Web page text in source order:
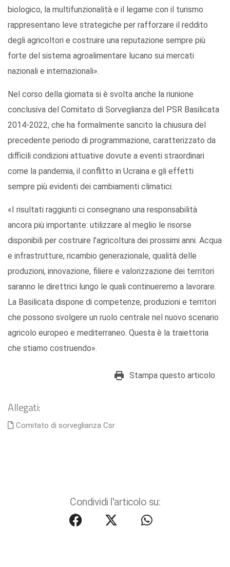
biologico, la multifunzionalità e il legame con il turismo
rappresentano leve strategiche per rafforzare il reddito
degli agricoltori e costruire una reputazione sempre più
forte del sistema agroalimentare lucano sui mercati
nazionali e internazionali».
Nel corso della giornata si è svolta anche la riunione
conclusiva del Comitato di Sorveglianza del PSR Basilicata
2014-2022, che ha formalmente sancito la chiusura del
precedente periodo di programmazione, caratterizzato da
difficili condizioni attuative dovute a eventi straordinari
come la pandemia, il conflitto in Ucraina e gli effetti
sempre più evidenti dei cambiamenti climatici.
«I risultati raggiunti ci consegnano una responsabilità
ancora più importante: utilizzare al meglio le risorse
disponibili per costruire l’agricoltura dei prossimi anni. Acqua
e infrastrutture, ricambio generazionale, qualità delle
produzioni, innovazione, filiere e valorizzazione dei territori
saranno le direttrici lungo le quali continueremo a lavorare.
La Basilicata dispone di competenze, produzioni e territori
che possono svolgere un ruolo centrale nel nuovo scenario
agricolo europeo e mediterraneo. Questa è la traiettoria
che stiamo costruendo».
Stampa questo articolo
Allegati:
Comitato di sorveglianza Csr
Condividi l'articolo su: